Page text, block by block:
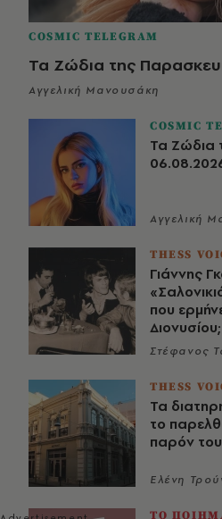
COSMIC TELEGRAM
Τα Ζώδια της
Αγγελική Μανουσάκη
COSMIC
Τα Ζώδια
Αγγελική
THESS
Γιάννης
που
Διονυσίου;
Στέφανος
THESS
Τα
το
παρόν
Ελένη
ΤΟ